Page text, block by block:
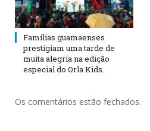
Famílias guamaenses
prestigiam uma tarde de
muita alegria na edição
especial do Orla Kids.
Os comentários estão fechados.